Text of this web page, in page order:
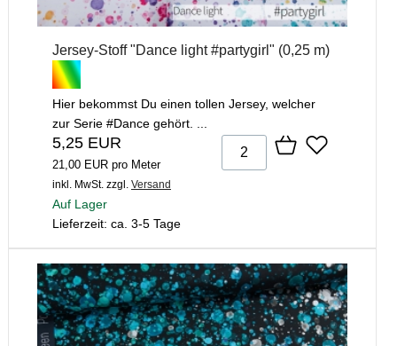
Jersey-Stoff "Dance light #partygirl" (0,25 m)
Hier bekommst Du einen tollen Jersey, welcher
zur Serie #Dance gehört. ...
5,25 EUR
21,00 EUR pro Meter
inkl. MwSt. zzgl. Versand
Auf Lager
Lieferzeit: ca. 3-5 Tage